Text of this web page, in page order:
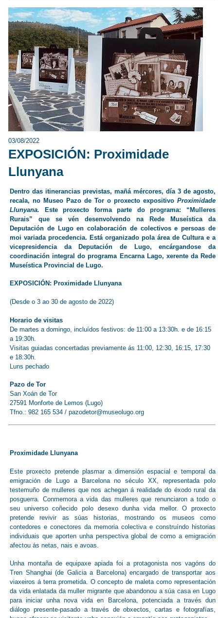
03/08/2022
EXPOSICIÓN: Proximidade
Llunyana
Dentro das itinerancias previstas, mañá mércores, día 3 de agosto,
recala, no Museo Pazo de Tor o proxecto expositivo Proximidade
Llunyana.
Este proxecto forma parte do programa: “Mulleres
Rurais” que se vén desenvolvendo na Rede Museística da
Deputación de Lugo en colaboración de colectivos e persoas de
moi variada procedencia. Está organizado pola área de Cultura e a
vicepresidencia da Deputación de Lugo, encárgandose da
coordinación integral do programa Encarna Lago, xerente da Rede
Museística Provincial de Lugo.
EXPOSICIÓN: Proximidade Llunyana
(Desde o 3 ao 30 de agosto de 2022)
Horario de visitas
De martes a domingo, incluídos festivos: de 11:00 a 13:30h. e de 16:15
a 19:30h.
Visitas guiadas concertadas previamente ás 11:00, 12:30, 16:15, 17:30
e 18:30h.
Luns pechado
Pazo de Tor
San Xoán de Tor
27591 Monforte de Lemos (Lugo)
Tfno.: 982 165 534 /pazodetor@museolugo.org
Proximidade Llunyana
Este proxecto pretende plasmar a dimensión espacial e temporal da
emigración de Lugo a Barcelona no século XX, representada polo
testemuño de mulleres que nos achegan á realidade do éxodo rural da
posguerra. Conmemora a vida das mulleres que renunciaron a todo o
seu universo coñecido polo desexo dunha vida mellor. O proxecto
pretende revivir as súas historias, mostrando os museos como
contedores e conectores da memoria colectiva e construíndo historias
individuais que aporten unha perspectiva global de como a emigración
afectou ás netas, nais e avoas.
Unha montaña de equipaxe apiada foi a protagonista nos vagóns do
Tren Shanghai (de Galicia a Barcelona) encargado de transportar aos
viaxeiros á terra prometida. O concepto de maleta como representación
da vida enlatada da muller migrante que abandonou a súa casa en Lugo
para iniciar unha nova vida en Barcelona, ​​potenciada a través dun
diálogo presente-pasado a través de obxectos, cartas e fotografías,